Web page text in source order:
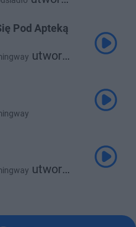
Pod Apteką
utwor
utwor